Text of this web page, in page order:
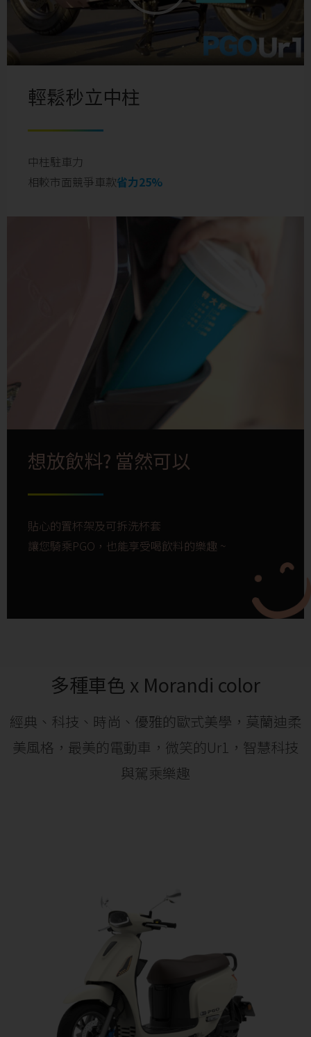
輕鬆秒立中柱
中柱駐車力
相較市面競爭車款省力25%
想放飲料? 當然可以
貼心的置杯架及可拆洗杯套
讓您騎乘PGO，也能享受喝飲料的樂趣 ~
多種車色 x Morandi color
經典、科技、時尚、優雅的歐式美學， 莫蘭迪柔
美風格，最美的電動車， 微笑的Ur1，智慧科技
與駕乘樂趣